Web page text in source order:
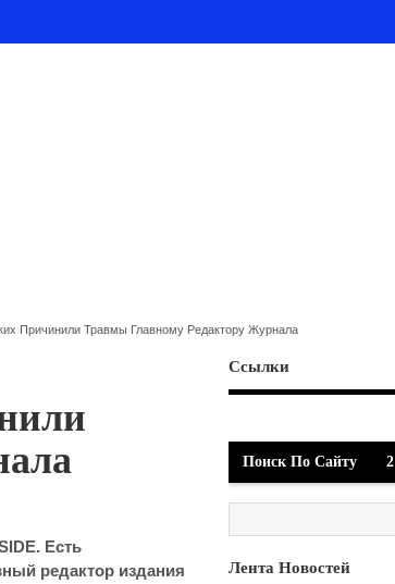
Причинили Травмы Главному Редактору Журнала
Есть
редактор издания
Ссылки
Поиск По Сайту 2
Лента Новостей